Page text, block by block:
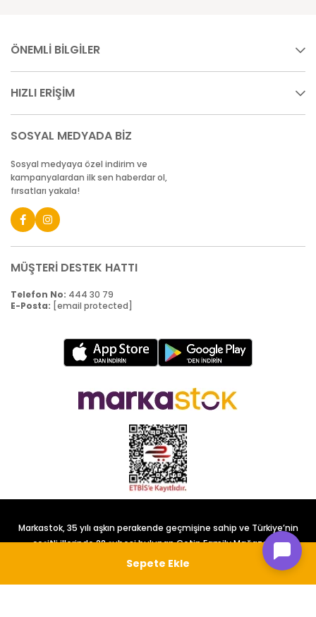
ÖNEMLİ BİLGİLER
HIZLI ERİŞİM
SOSYAL MEDYADA BİZ
Sosyal medyaya özel indirim ve
kampanyalardan ilk sen haberdar ol,
fırsatları yakala!
MÜŞTERİ DESTEK HATTI
Telefon No: 444 30 79
E-Posta: [email protected]
Markastok, 35 yılı aşkın perakende geçmişine sahip ve Türkiye’nin
çeşitli illerinde 22 şubesi bulunan Çetin Family Mağazacılık
tarafından kurulmuştur.